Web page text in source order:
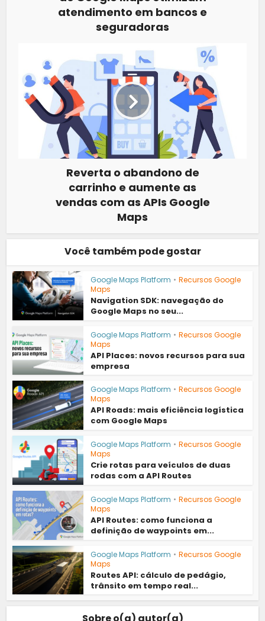
atendimento em bancos e
seguradoras
Reverta o abandono de
carrinho e aumente as
vendas com as APIs Google
Maps
Você também pode gostar
Google Maps Platform • Recursos Google
Maps
Navigation SDK: navegação do
Google Maps no seu...
Google Maps Platform • Recursos Google
Maps
API Places: novos recursos para sua
empresa
Google Maps Platform • Recursos Google
Maps
API Roads: mais eficiência logística
com Google Maps
Google Maps Platform • Recursos Google
Maps
Crie rotas para veículos de duas
rodas com a API Routes
Google Maps Platform • Recursos Google
Maps
API Routes: como funciona a
definição de waypoints em...
Google Maps Platform • Recursos Google
Maps
Routes API: cálculo de pedágio,
trânsito em tempo real...